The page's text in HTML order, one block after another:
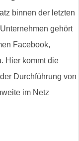
binnen der letzten
gehört
Facebook,
Hier kommt die
Durchführung von
im Netz